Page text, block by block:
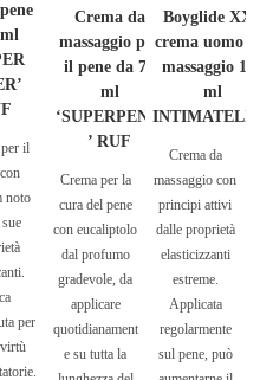
il
noto
per
Crema da
massaggio per
il pene da 75
ml
‘SUPERPENIS
’ RUF
Crema per la
cura del pene
con eucaliptolo
dal profumo
gradevole, da
applicare
quotidianament
e su tutta la
Boyglide
crema uomo
massaggio
ml
Crema da
massaggio con
principi attivi
dalle proprietà
elasticizzanti
estreme.
Applicata
regolarmente
sul pene, può